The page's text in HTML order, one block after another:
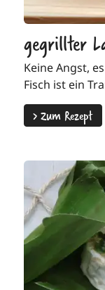
gegrillter
Keine Angst,
Fisch ist ein
>Zum Rezept